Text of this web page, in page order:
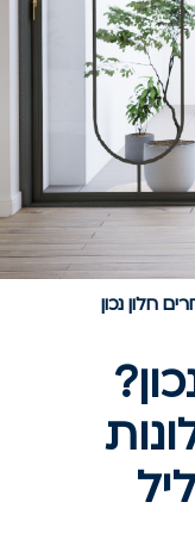
חלון נכון